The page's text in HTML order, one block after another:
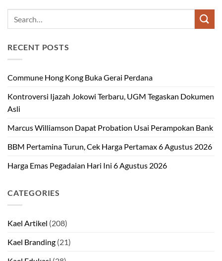
RECENT POSTS
Commune Hong Kong Buka Gerai Perdana
Kontroversi Ijazah Jokowi Terbaru, UGM Tegaskan Dokumen
Asli
Marcus Williamson Dapat Probation Usai Perampokan Bank
BBM Pertamina Turun, Cek Harga Pertamax 6 Agustus 2026
Harga Emas Pegadaian Hari Ini 6 Agustus 2026
CATEGORIES
Kael Artikel (208)
Kael Branding (21)